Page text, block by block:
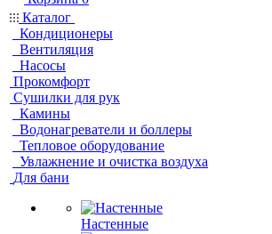
Каталог
Кондиционеры
Вентиляция
Насосы
Прокомфорт
Сушилки для рук
Камины
Водонагреватели и боллеры
Тепловое оборудование
Увлажнение и очистка воздуха
Для бани
Настенные